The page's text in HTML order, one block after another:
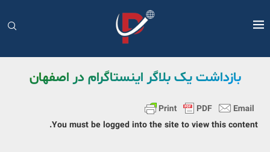
بازداشت یک بلاگر اینستاگرام در اصفهان
You must be logged into the site to view this content.